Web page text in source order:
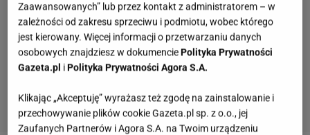
Zaawansowanych” lub przez kontakt z administratorem – w
zależności od zakresu sprzeciwu i podmiotu, wobec którego
jest kierowany. Więcej informacji o przetwarzaniu danych
osobowych znajdziesz w dokumenciePolityka Prywatności
Gazeta.pl iPolityka Prywatności Agora S.A.
Klikając „Akceptuję” wyrażasz też zgodę na zainstalowanie i
przechowywanie plików cookie Gazeta.pl sp. z o.o., jej
Zaufanych Partnerów i Agora S.A. na Twoim urządzeniu